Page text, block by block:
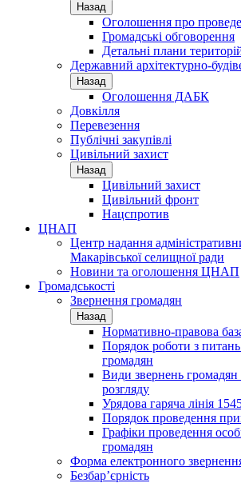
Назад
Оголошення про
Громадські обговорення
Детальні плани
Державний архітектурно-
Назад
Оголошення ДАБК
Довкілля
Перевезення
Публічні закупівлі
Цивільний захист
Назад
Цивільний захист
Цивільний фронт
Нацспротив
ЦНАП
Центр надання
Макарівської селищної ради
Новини та оголошення ЦНАП
Громадськості
Звернення громадян
Назад
Нормативно-правова
Порядок роботи з
громадян
Види звернень громадян
розгляду
Урядова гаряча лінія
Порядок проведення
Графіки проведення
громадян
Форма електронного
Безбар’єрність